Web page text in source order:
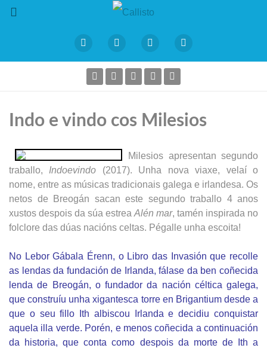
Indo e vindo cos Milesios
Milesios apresentan segundo
traballo, Indoevindo (2017). Unha nova viaxe, velaí o
nome, entre as músicas tradicionais galega e irlandesa. Os
netos de Breogán sacan este segundo traballo 4 anos
xustos despois da súa estrea Alén mar, tamén inspirada no
folclore das dúas nacións celtas. Pégalle unha escoita!
No Lebor Gábala Érenn, o Libro das Invasión que recolle
as lendas da fundación de Irlanda, fálase da ben coñecida
lenda de Breogán, o fundador da nación céltica galega,
que construíu unha xigantesca torre en Brigantium desde a
que o seu fillo Ith albiscou Irlanda e decidiu conquistar
aquela illa verde. Porén, e menos coñecida a continuación
da historia, que conta como despois da morte de Ith a